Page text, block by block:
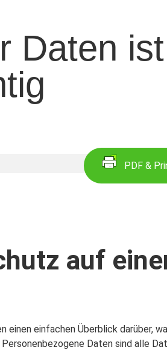
Daten ist
PDF &
auf
einen einfachen Überblick darüber,
Daten sind alle